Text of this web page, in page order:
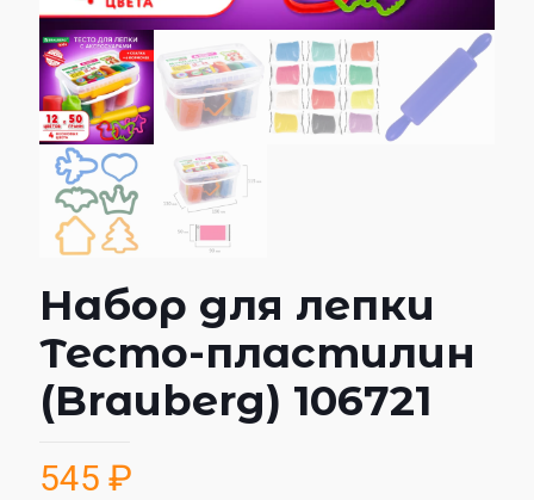
Набор для лепки
Тесто-пластилин
(Brauberg) 106721
545 ₽